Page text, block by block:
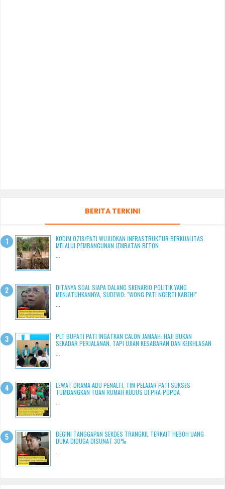
BERITA TERKINI
KODIM 0718/PATI WUJUDKAN INFRASTRUKTUR BERKUALITAS
MELALUI PEMBANGUNAN JEMBATAN BETON
DITANYA SOAL SIAPA DALANG SKENARIO POLITIK YANG
MENJATUHKANNYA, SUDEWO: "WONG PATI NGERTI KABEH!"
PLT BUPATI PATI INGATKAN CALON JAMAAH: HAJI BUKAN
SEKADAR PERJALANAN, TAPI UJIAN KESABARAN DAN KEIKHLASAN
LEWAT DRAMA ADU PENALTI, TIM PELAJAR PATI SUKSES
TUMBANGKAN TUAN RUMAH KUDUS DI PRA-POPDA
BEGINI TANGGAPAN SEKDES TRANGKIL TERKAIT HEBOH UANG
DUKA DIDUGA DISUNAT 30%